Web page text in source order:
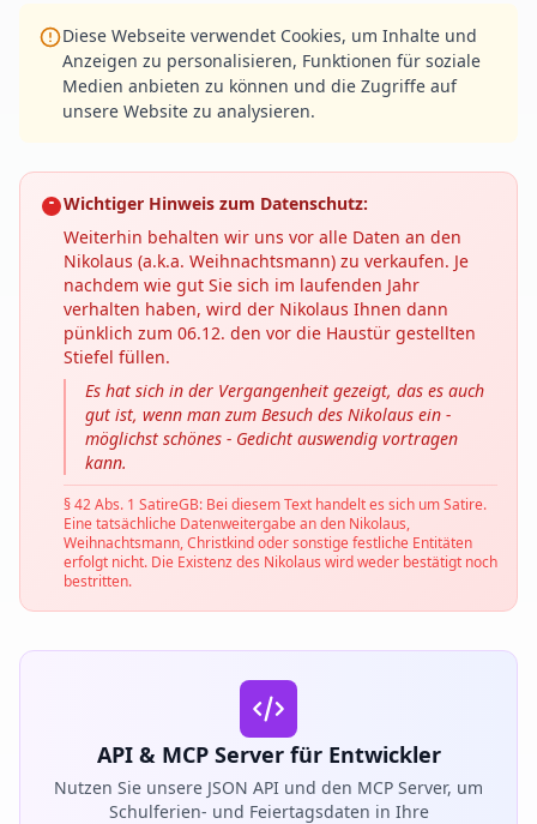
Diese Webseite verwendet Cookies, um Inhalte und
Anzeigen zu personalisieren, Funktionen für soziale
Medien anbieten zu können und die Zugriffe auf
unsere Website zu analysieren.
Wichtiger Hinweis zum Datenschutz:
Weiterhin behalten wir uns vor alle Daten an den
Nikolaus (a.k.a. Weihnachtsmann) zu verkaufen. Je
nachdem wie gut Sie sich im laufenden Jahr
verhalten haben, wird der Nikolaus Ihnen dann
pünklich zum 06.12. den vor die Haustür gestellten
Stiefel füllen.
Es hat sich in der Vergangenheit gezeigt, das es auch
gut ist, wenn man zum Besuch des Nikolaus ein -
möglichst schönes - Gedicht auswendig vortragen
kann.
§ 42 Abs. 1 SatireGB: Bei diesem Text handelt es sich um Satire.
Eine tatsächliche Datenweitergabe an den Nikolaus,
Weihnachtsmann, Christkind oder sonstige festliche Entitäten
erfolgt nicht. Die Existenz des Nikolaus wird weder bestätigt noch
bestritten.
API & MCP Server für Entwickler
Nutzen Sie unsere JSON API und den MCP Server, um
Schulferien- und Feiertagsdaten in Ihre